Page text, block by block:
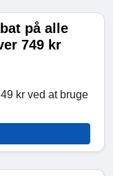
på alle
749 kr
kr ved at bruge